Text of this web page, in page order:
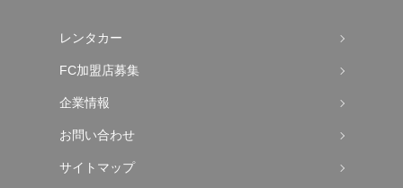
レンタカー
FC加盟店募集
企業情報
お問い合わせ
サイトマップ